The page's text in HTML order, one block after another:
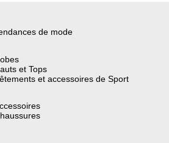
de mode
et Tops
et accessoires de Sport